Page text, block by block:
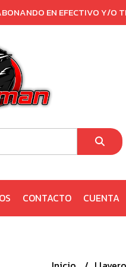
EN EFECTIVO Y/O
CONTACTO CUENTA